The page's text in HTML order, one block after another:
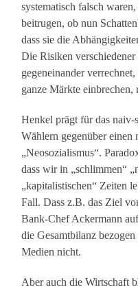
systematisch falsch
beitrugen, ob nun
dass sie die
Die Risiken
gegeneinander
ganze Märkte einbrechen,
Henkel prägt für das
Wählern gegenüber
„Neosozialismus“.
dass wir in „schlimmen“
„kapitalistischen“ Zeiten
Fall. Dass z.B. das Ziel
Bank-Chef Ackermann
die Gesamtbilanz
Medien nicht.
Aber auch die Wirtschaft